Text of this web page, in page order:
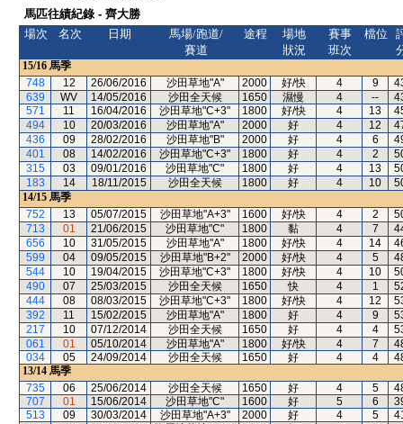
馬匹往績紀錄 - 齊大勝
場次
名次 日期
馬場/跑道/
賽道
途程
場地
狀況
賽事
班次
檔位
15/16 馬季
748
12 26/06/2016 沙田草地"A" 2000 好/快 4 9
639
WV 14/05/2016 沙田全天候 1650 濕慢 4 --
571
11 16/04/2016 沙田草地"C+3" 1800 好/快 4 13
494
10 20/03/2016 沙田草地"A" 2000 好 4 12
436
09 28/02/2016 沙田草地"B" 2000 好 4 6
401
08 14/02/2016 沙田草地"C+3" 1800 好 4 2
315
03 09/01/2016 沙田草地"C" 1800 好 4 13
183
14 18/11/2015 沙田全天候 1800 好 4 10
14/15 馬季
752
13 05/07/2015 沙田草地"A+3" 1600 好/快 4 2
713
01 21/06/2015 沙田草地"C" 1800 黏 4 7
656
10 31/05/2015 沙田草地"A" 1800 好/快 4 14
599
04 09/05/2015 沙田草地"B+2" 2000 好/快 4 5
544
10 19/04/2015 沙田草地"C+3" 1800 好/快 4 10
490
07 25/03/2015 沙田全天候 1650 快 4 1
444
08 08/03/2015 沙田草地"C+3" 1800 好/快 4 12
392
11 15/02/2015 沙田草地"A" 1800 好 4 9
217
10 07/12/2014 沙田全天候 1650 好 4 4
061
01 05/10/2014 沙田草地"A" 1800 好/快 4 7
034
05 24/09/2014 沙田全天候 1650 好 4 4
13/14 馬季
735
06 25/06/2014 沙田全天候 1650 好 4 5
707
01 15/06/2014 沙田草地"C" 1600 好 5 6
513
09 30/03/2014 沙田草地"A+3" 2000 好 4 5